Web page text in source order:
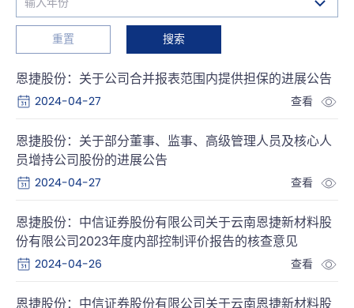
重置 搜索
恩捷股份：关于公司合并报表范围内提供担保的进展公告
2024-04-27 查看
恩捷股份：关于部分董事、监事、高级管理人员及核心人
员增持公司股份的进展公告
2024-04-27 查看
恩捷股份：中信证券股份有限公司关于云南恩捷新材料股
份有限公司2023年度内部控制评价报告的核查意见
2024-04-26 查看
恩捷股份：中信证券股份有限公司关于云南恩捷新材料股